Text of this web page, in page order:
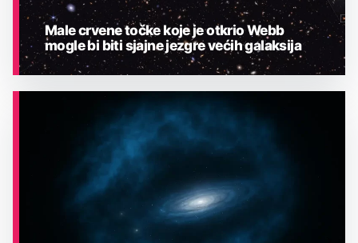
Male crvene točke koje je otkrio Webb
mogle bi biti sjajne jezgre većih galaksija